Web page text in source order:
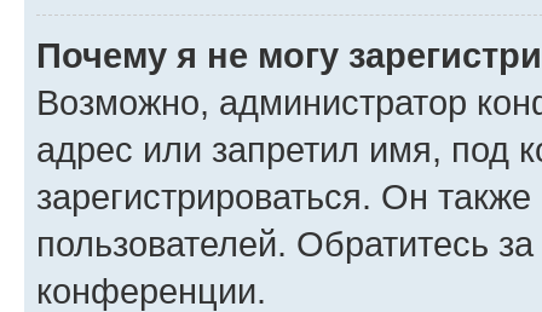
Почему я не могу
Возможно, администратор
адрес или запретил имя, под
зарегистрироваться. Он
пользователей. Обратитесь
конференции.